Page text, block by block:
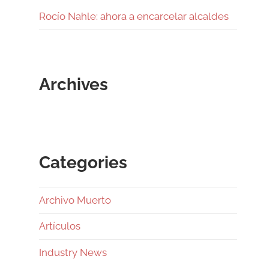
Rocío Nahle: ahora a encarcelar alcaldes
Archives
Categories
Archivo Muerto
Artículos
Industry News